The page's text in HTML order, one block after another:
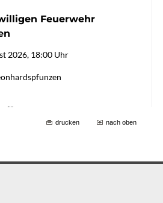
drucken nach oben